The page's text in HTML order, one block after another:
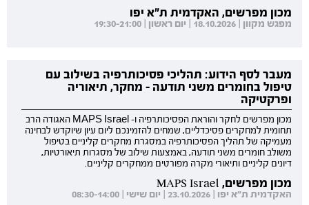
מכון מפרשים, האקדמית ת"א יפו
מפגש מקוון | 18.10.2026 | יום ראשון | 19:30-21:00
מעבר לסף הידוע: תהליכי פסיכותרפיה בשילוב עם
טיפול בחומרים משני תודעה - מחקר, תיאוריה
ופרקטיקה
מכון מפרשים לחקר והוראת הפסיכותרפיה ו- MAPS Israel האגודה הרב
תחומית למחקרים פסיכדליים, שמחים להזמינכם ליום עיון שיוקדש לבחינה
מעמיקה של תהליך הפסיכותרפיה במסגרת מחקרים קליניים בטיפול
משולב חומרים משני תודעה, באמצעות שילוב של מסגרות תיאורטיות,
דיונים קליניים ותיאורי מקרה מפורטים ממחקרים קליניים.
מכון מפרשים, MAPS Israel
האקדמית ת"א יפו | 23.10.2026 | יום שישי | 08:30-14:00